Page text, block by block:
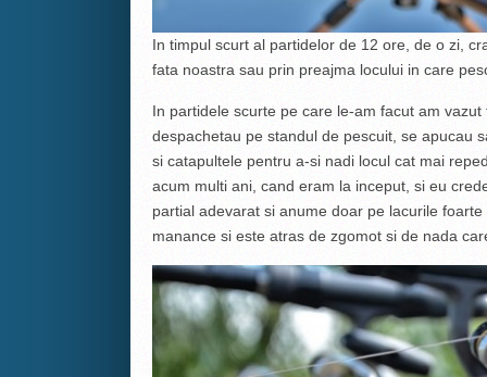
In timpul scurt al partidelor de 12 ore, de o zi,
fata noastra sau prin preajma locului in care
In partidele scurte pe care le-am facut am
despachetau pe standul de pescuit, se apucau
si catapultele pentru a-si nadi locul cat mai
acum multi ani, cand eram la inceput, si eu
partial adevarat si anume doar pe lacurile
manance si este atras de zgomot si de nada